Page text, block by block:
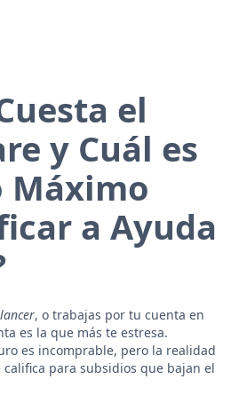
el
y Cuál es
Máximo
a Ayuda
, o trabajas por tu cuenta en
es la que más te estresa.
es incomprable, pero la realidad
para subsidios que bajan el